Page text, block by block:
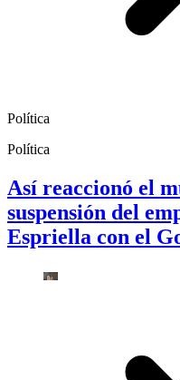
Política
Política
Así reaccionó el
suspensión del
Espriella con el